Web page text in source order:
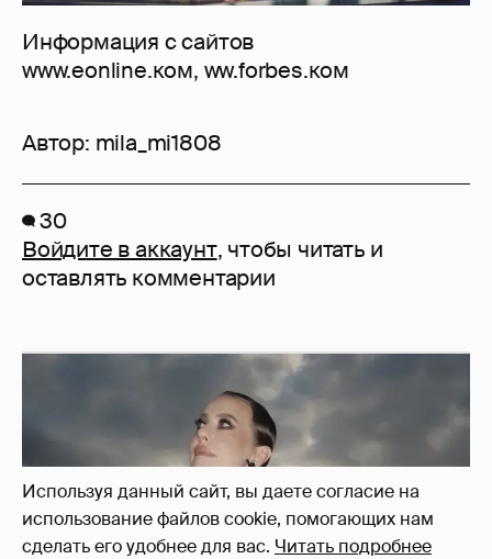
Используя данный сайт, вы даете согласие на
использование файлов cookie, помогающих нам
сделать его удобнее для вас. Читать подробнее
Информация с сайтов
www.eonline.ком, ww.forbes.ком
Автор: mila_mi1808
30
Войдите в аккаунт, чтобы читать и
оставлять комментарии